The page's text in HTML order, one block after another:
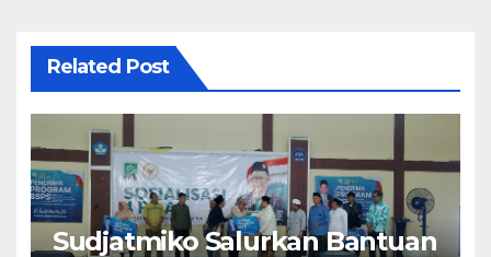
Related Post
Sudjatmiko Salurkan Bantuan